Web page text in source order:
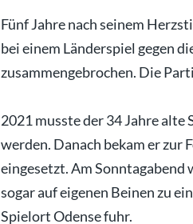
Fünf Jahre nach seinem
bei einem Länderspiel gegen
zusammengebrochen. Die
2021 musste der 34 Jahre
werden. Danach bekam er
eingesetzt. Am Sonntagabend
sogar auf eigenen Beinen zu
Spielort Odense fuhr.